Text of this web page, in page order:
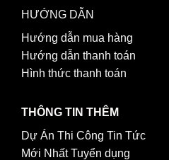
HƯỚNG DẪN
Hướng dẫn mua hàng
Hướng dẫn thanh toán
Hình thức thanh toán
THÔNG TIN THÊM
Dự Án Thi Công Tin Tức
Mới Nhất Tuyển dụng